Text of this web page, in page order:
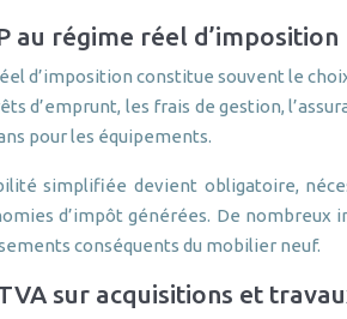
au régime réel d’imposition
d’imposition constitue souvent le
d’emprunt, les frais de gestion,
pour les équipements.
simplifiée devient obligatoire,
d’impôt générées. De
conséquents du mobilier neuf.
sur acquisitions et